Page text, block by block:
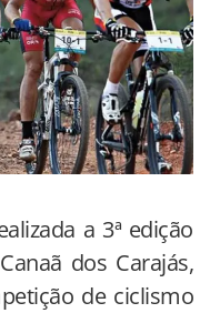
a 3ª edição
dos Carajás,
de ciclismo